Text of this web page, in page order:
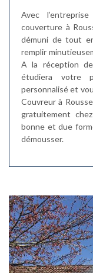
Avec
couverture à
démuni de tout
remplir
A la réception
étudiera votre
personnalisé et
Couvreur à
gratuitement
bonne et due
démousser.